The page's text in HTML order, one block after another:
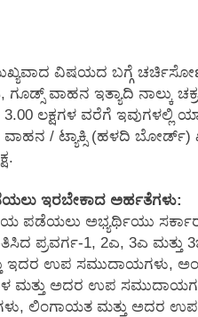
ಮುಖ್ಯವಾದ ವಿಷಯದ ಬಗ್ಗೆ
ಗೂಡ್ಸ್ ವಾಹನ ಇತ್ಯಾದಿ
3.00 ಲಕ್ಷಗಳ ವರೆಗೆ
/ ಟ್ಯಾಕ್ಸಿ (ಹಳದಿ ಬೋರ್ಡ್)
ಇರಬೇಕಾದ ಅರ್ಹತೆಗಳು:
ಅಭ್ಯರ್ಥಿಯು ಸರ್ಕಾರದ
ಪ್ರವರ್ಗ-1, 2ಎ, 3ಎ
ಇದರ ಉಪ ಸಮುದಾಯಗಳು,
ಅದರ ಉಪ
ಲಿಂಗಾಯತ ಮತ್ತು ಅದರ